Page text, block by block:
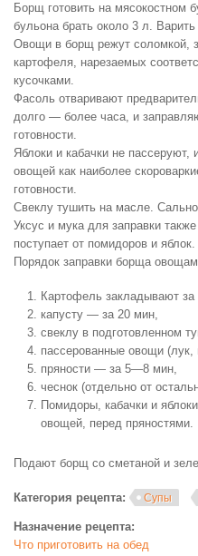
Борщ готовить на мясокостном
бульона брать около 3 л.
Овощи в борщ режут соломкой,
картофеля, нарезаемых
кусочками.
Фасоль отваривают
долго — более часа, и
готовности.
Яблоки и кабачки не
овощей как наиболее
готовности.
Свеклу тушить на масле.
Уксус и мука для заправки
поступает от помидоров и яблок.
Порядок заправки борща
Картофель закладывают
капусту — за 20 мин,
свеклу в подготовленном
пассерованные овощи
пряности — за 5—8 мин,
чеснок (отдельно от
Помидоры, кабачки и
овощей, перед пряностями.
Подают борщ со сметаной и
Категория рецепта: Супы
Назначение рецепта:
Что приготовить на обед